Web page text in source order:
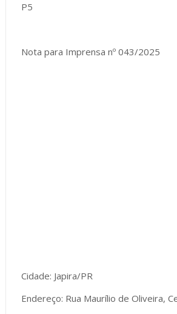
P5
Nota para Imprensa nº 043/2025
Cidade: Japira/PR
Endereço: Rua Maurílio de Oliveira,